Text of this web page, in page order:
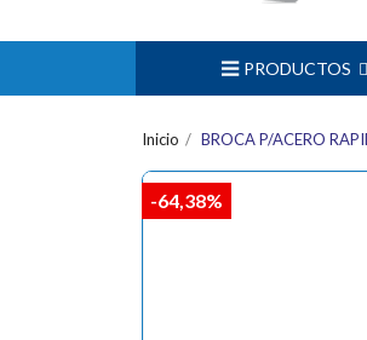
PRODUCTOS
Inicio BROCA P/ACERO
-64,38%